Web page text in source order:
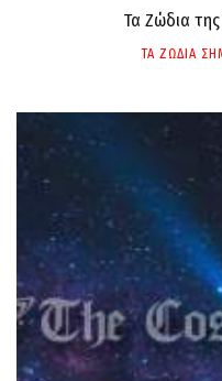
Τα Ζώδια
ΤΑ ΖΩΔΙΑ